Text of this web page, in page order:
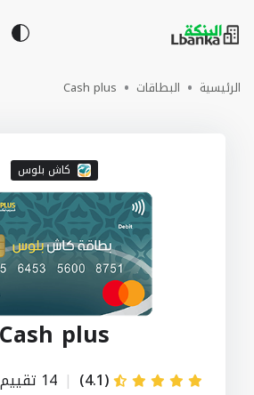
الرئيسية البطاقات Cash plus
كاش بلوس
Cash plus
(4.1)
| 14 تقييم